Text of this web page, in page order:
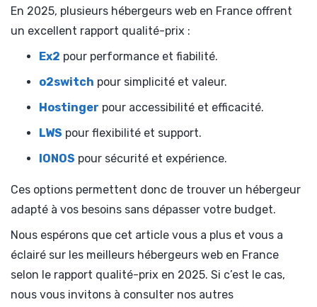
En 2025, plusieurs hébergeurs web en France offrent
un excellent rapport qualité-prix :
Ex2 pour performance et fiabilité.
o2switch pour simplicité et valeur.
Hostinger pour accessibilité et efficacité.
LWS pour flexibilité et support.
IONOS pour sécurité et expérience.
Ces options permettent donc de trouver un hébergeur
adapté à vos besoins sans dépasser votre budget.
Nous espérons que cet article vous a plus et vous a
éclairé sur les meilleurs hébergeurs web en France
selon le rapport qualité-prix en 2025. Si c’est le cas,
nous vous invitons à consulter nos autres